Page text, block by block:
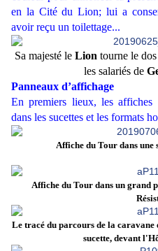
en la Cité du Lion; lui a
avoir reçu un toilettage...
Sa majesté le Lion tourne le
les salariés de
Panneaux d’affichage
En premiers lieux, les affiches
dans les sucettes et les formats
Affiche du Tour dans
Affiche du Tour dans un grand
Le tracé du parcours de la caravane
sucette, devant